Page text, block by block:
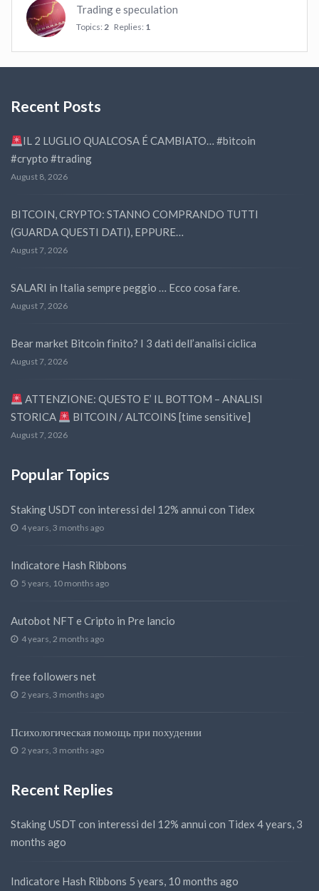
Trading e speculation
Topics: 2 Replies: 1
Recent Posts
IL 2 LUGLIO QUALCOSA É CAMBIATO… #bitcoin
#crypto #trading
August 8, 2026
BITCOIN, CRYPTO: STANNO COMPRANDO TUTTI
(GUARDA QUESTI DATI), EPPURE…
August 7, 2026
SALARI in Italia sempre peggio … Ecco cosa fare.
August 7, 2026
Bear market Bitcoin finito? I 3 dati dell’analisi ciclica
August 7, 2026
ATTENZIONE: QUESTO E’ IL BOTTOM – ANALISI
STORICA
BITCOIN / ALTCOINS [time sensitive]
August 7, 2026
Popular Topics
Staking USDT con interessi del 12% annui con Tidex
4 years, 3 months ago
Indicatore Hash Ribbons
5 years, 10 months ago
Autobot NFT e Cripto in Pre lancio
4 years, 2 months ago
free followers net
2 years, 3 months ago
Психологическая помощь при похудении
2 years, 3 months ago
Recent Replies
Staking USDT con interessi del 12% annui con Tidex 4 years, 3
months ago
Indicatore Hash Ribbons 5 years, 10 months ago